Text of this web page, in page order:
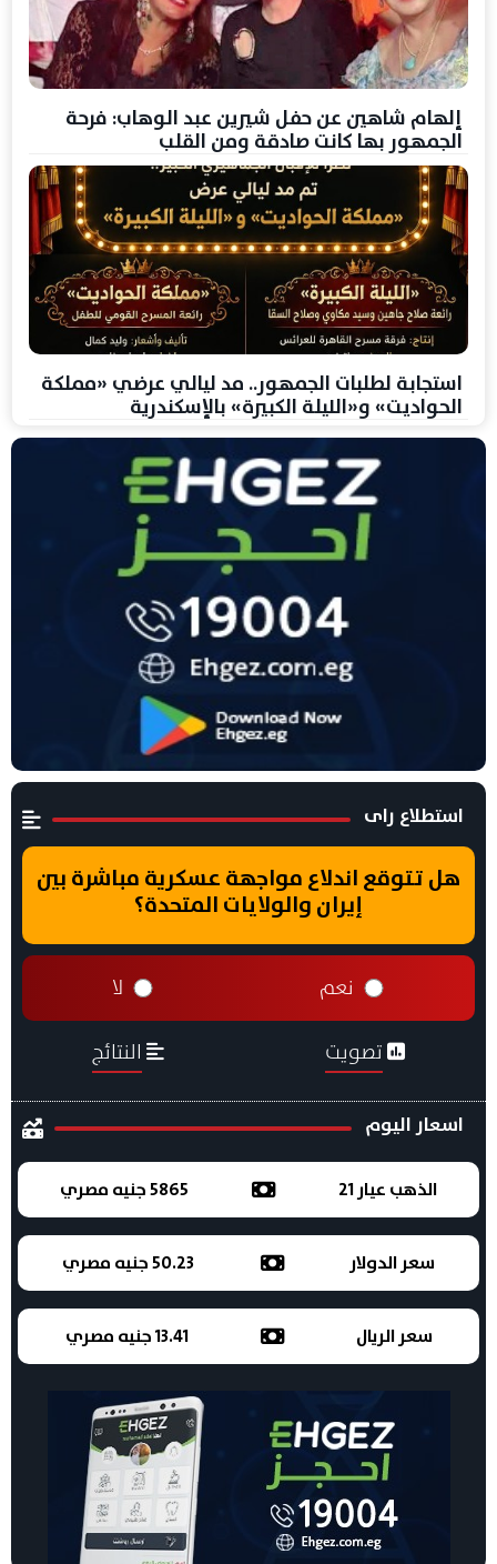
إلهام شاهين عن حفل شيرين عبد الوهاب: فرحة
الجمهور بها كانت صادقة ومن القلب
استجابة لطلبات الجمهور.. مد ليالي عرضي «مملكة
الحواديت» و«الليلة الكبيرة» بالإسكندرية
استطلاع راى
هل تتوقع اندلاع مواجهة عسكرية مباشرة بين
إيران والولايات المتحدة؟
نعم لا
تصويت النتائج
اسعار اليوم
الذهب عيار 21 5865 جنيه مصري
سعر الدولار 50.23 جنيه مصري
سعر الريال 13.41 جنيه مصري